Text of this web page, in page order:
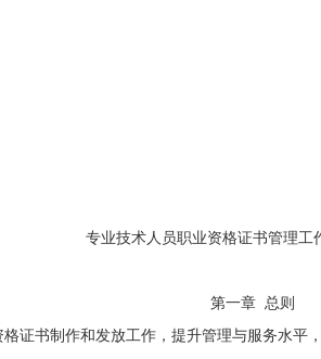
专业技术人员职业资格证书管理工
第一章 总则
证书制作和发放工作，提升管理与服务水平